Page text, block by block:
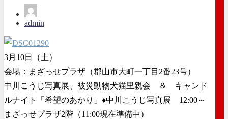
admin
3月10日（土）
会場：まざっせプラザ（郡山市大町一丁目2番23号）
中川こうじ写真展、被災動物犬猫里親会 ＆ キャンド
ルナイト「希望のあかり」 ♦中川こうじ写真展 12:00～
まざっせプラザ2階（11:00現在準備中）